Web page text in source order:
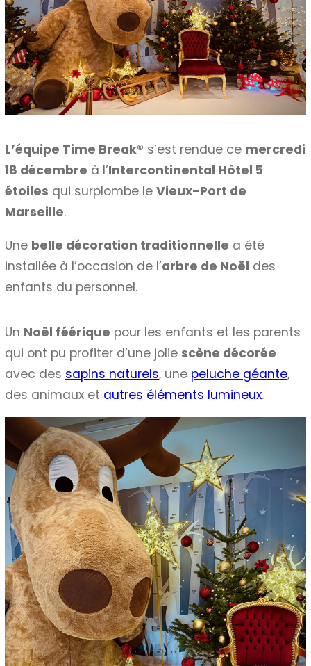
L’équipe Time Break® s’est rendue ce mercredi
18 décembre à l’Intercontinental Hôtel 5
étoiles qui surplombe leVieux-Port de
Marseille.
Une belle décoration traditionnelle a été
installée à l’occasion de l’arbre de Noël des
enfants du personnel.
Un Noël féérique pour les enfants et les parents
qui ont pu profiter d’une jolie scène décorée
avec des sapins naturels, une peluche géante,
des animaux et autres éléments lumineux.